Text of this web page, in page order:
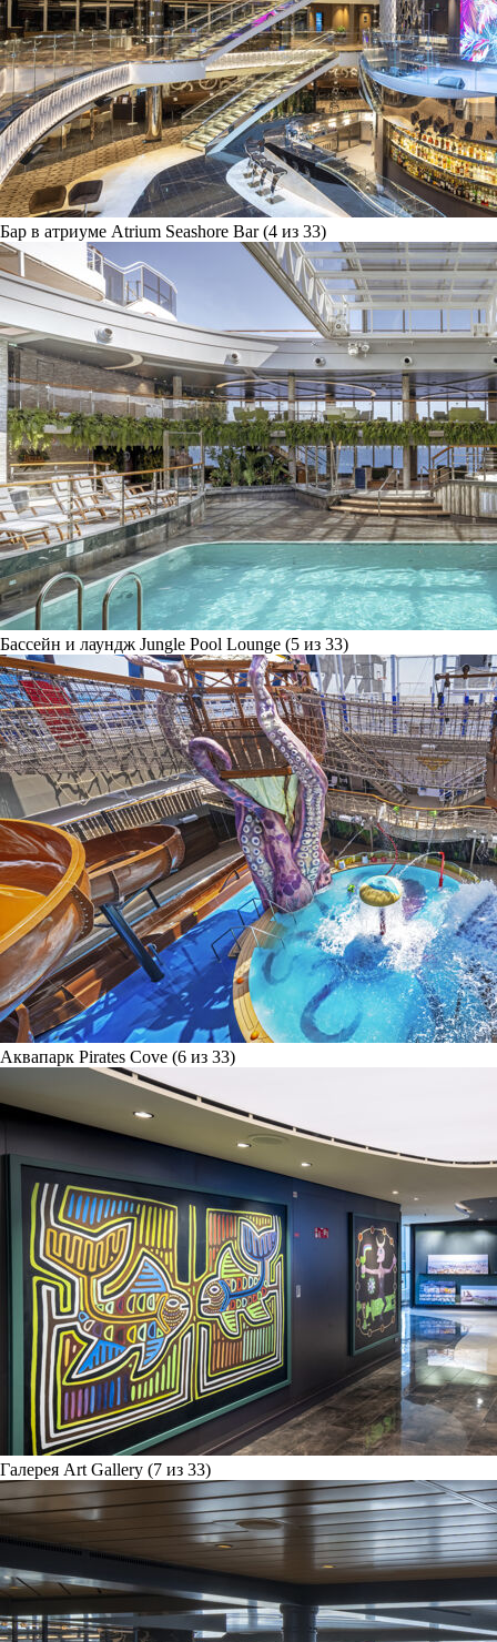
Бар в атриуме Atrium Seashore Bar (4 из 33)
Бассейн и лаундж Jungle Pool Lounge (5 из 33)
Аквапарк Pirates Cove (6 из 33)
Галерея Art Gallery (7 из 33)